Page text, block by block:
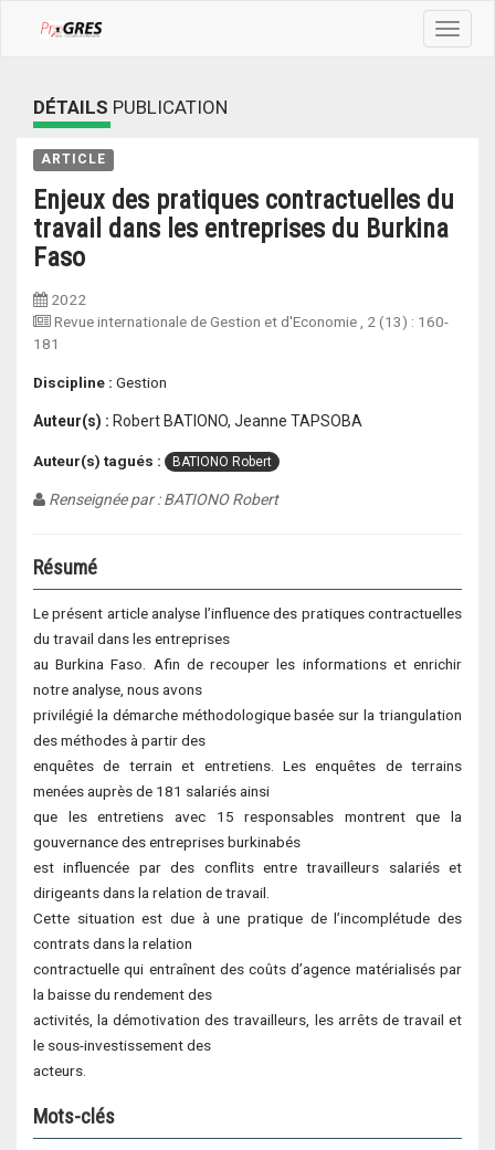
Toggle
DÉTAILS PUBLICATION
ARTICLE
Enjeux des pratiques contractuelles du
travail dans les entreprises du Burkina
Faso
2022
Revue internationale de Gestion et d'Economie
, 2 (13) : 160-
181
Discipline : Gestion
Auteur(s) : Robert BATIONO, Jeanne TAPSOBA
Auteur(s) tagués : BATIONO Robert
Renseignée par : BATIONO Robert
Résumé
Le présent article analyse l’influence des pratiques contractuelles
du travail dans les entreprises
au Burkina Faso. Afin de recouper les informations et enrichir
notre analyse, nous avons
privilégié la démarche méthodologique basée sur la triangulation
des méthodes à partir des
enquêtes de terrain et entretiens. Les enquêtes de terrains
menées auprès de 181 salariés ainsi
que les entretiens avec 15 responsables montrent que la
gouvernance des entreprises burkinabés
est influencée par des conflits entre travailleurs salariés et
dirigeants dans la relation de travail.
Cette situation est due à une pratique de l’incomplétude des
contrats dans la relation
contractuelle qui entraînent des coûts d’agence matérialisés par
la baisse du rendement des
activités, la démotivation des travailleurs, les arrêts de travail et
le sous-investissement des
acteurs.
Mots-clés